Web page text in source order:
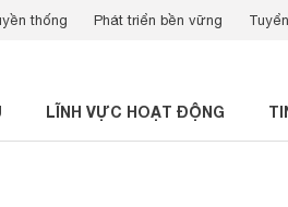
thống Phát triển bền vững
LĨNH VỰC HOẠT ĐỘNG